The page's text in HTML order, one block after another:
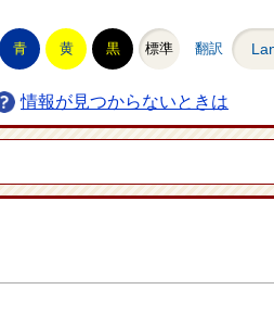
青 黄 黒 標準 翻訳
情報が見つからないときは